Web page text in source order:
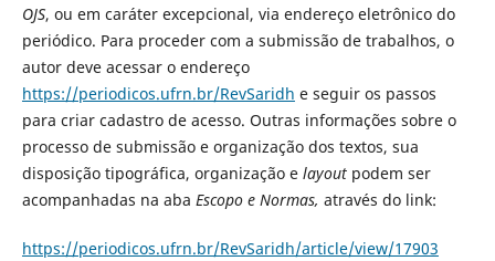
OJS, ou em caráter excepcional, via endereço eletrônico do
periódico. Para proceder com a submissão de trabalhos, o
autor deve acessar o endereço
https://periodicos.ufrn.br/RevSaridh e seguir os passos
para criar cadastro de acesso. Outras informações sobre o
processo de submissão e organização dos textos, sua
disposição tipográfica, organização e layoutpodem ser
acompanhadas na aba Escopo e Normas, através do link:
https://periodicos.ufrn.br/RevSaridh/article/view/17903